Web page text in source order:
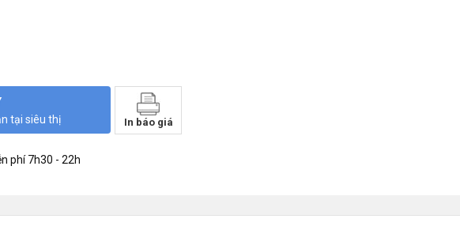
tại siêu thị In báo giá
phí 7h30 - 22h